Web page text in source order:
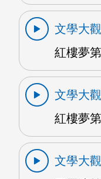
文學大
紅樓夢
文學大
紅樓夢
文學大